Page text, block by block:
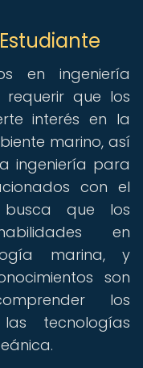
en ingeniería
requerir que los
interés en la
marino, así
ingeniería para
con el
que los
en
marina, y
son
los
tecnologías